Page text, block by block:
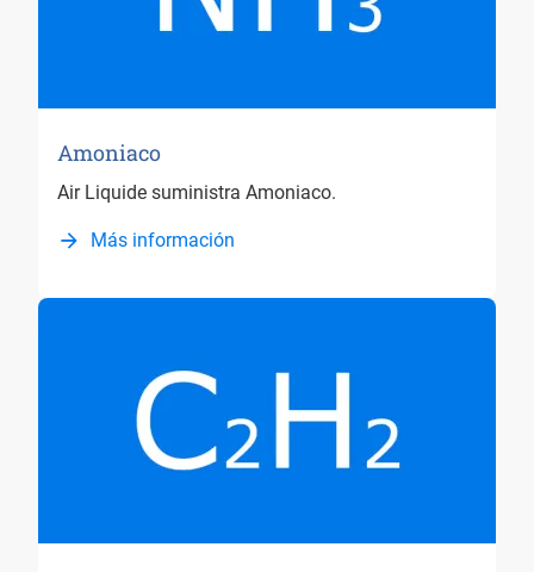
Amoniaco
Air Liquide suministra Amoniaco.
Más información